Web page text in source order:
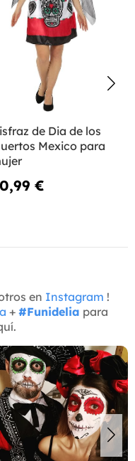
de Dia de los
Mexico para
€
en Instagram !
+ #Funidelia para